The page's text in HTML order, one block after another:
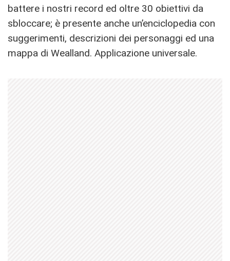
battere i nostri record ed oltre 30 obiettivi da
sbloccare; è presente anche un’enciclopedia con
suggerimenti, descrizioni dei personaggi ed una
mappa di Wealland. Applicazione universale.